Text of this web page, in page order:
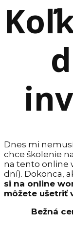
Dnes mi
chce školenie
na tento online
dní). Dokonca,
si na online
môžete ušetriť
Bežná